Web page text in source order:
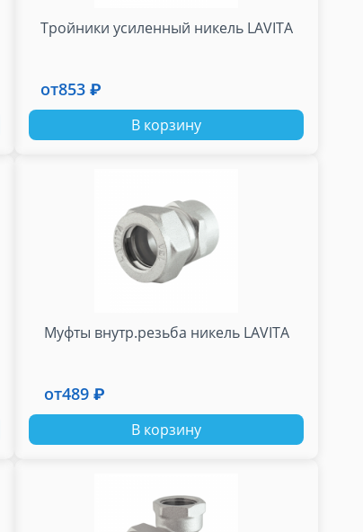
Тройники усиленный никель LAVITA
от853 ₽
В корзину
Муфты внутр.резьба никель LAVITA
от489 ₽
В корзину